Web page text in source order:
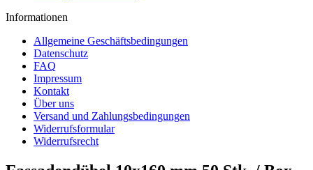
Informationen
Allgemeine Geschäftsbedingungen
Datenschutz
FAQ
Impressum
Kontakt
Über uns
Versand und Zahlungsbedingungen
Widerrufsformular
Widerrufsrecht